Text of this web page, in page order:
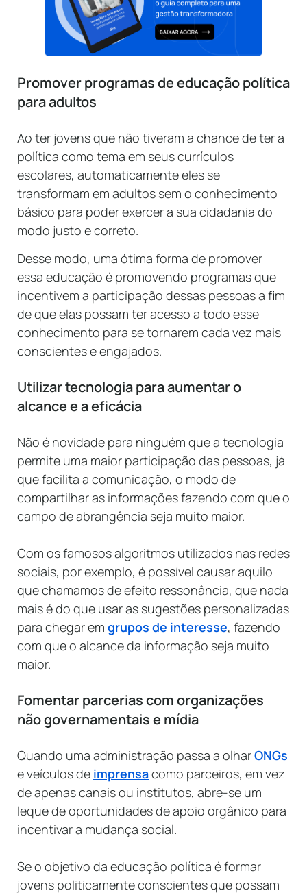
Promover programas de educação política
para adultos
Ao ter jovens que não tiveram a chance de ter a
política como tema em seus currículos
escolares, automaticamente eles se
transformam em adultos sem o conhecimento
básico para poder exercer a sua cidadania do
modo justo e correto.
Desse modo, uma ótima forma de promover
essa educação é promovendo programas que
incentivem a participação dessas pessoas a fim
de que elas possam ter acesso a todo esse
conhecimento para se tornarem cada vez mais
conscientes e engajados.
Utilizar tecnologia para aumentar o
alcance e a eficácia
Não é novidade para ninguém que a tecnologia
permite uma maior participação das pessoas, já
que facilita a comunicação, o modo de
compartilhar as informações fazendo com que o
campo de abrangência seja muito maior.
Com os famosos algoritmos utilizados nas redes
sociais, por exemplo, é possível causar aquilo
que chamamos de efeito ressonância, que nada
mais é do que usar as sugestões personalizadas
para chegar em grupos de interesse, fazendo
com que o alcance da informação seja muito
maior.
Fomentar parcerias com organizações
não governamentais e mídia
Quando uma administração passa a olharONGs
e veículos de imprensacomo parceiros, em vez
de apenas canais ou institutos, abre-se um
leque de oportunidades de apoio orgânico para
incentivar a mudança social.
Se o objetivo da educação política é formar
jovens politicamente conscientes que possam